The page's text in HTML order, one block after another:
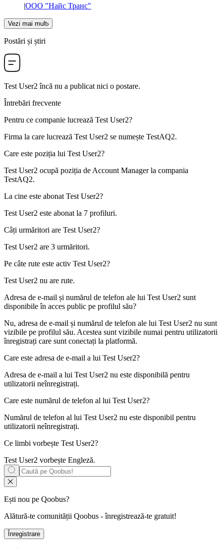
|ООО "Найс Транс"
Vezi mai mult
Postări și știri
Test User2 încă nu a publicat nici o postare.
Întrebări frecvente
Pentru ce companie lucrează Test User2?
Firma la care lucrează Test User2 se numește TestAQ2.
Care este poziția lui Test User2?
Test User2 ocupă poziția de Account Managerla compania
TestAQ2.
La cine este abonat Test User2?
Test User2 este abonat la 7 profiluri.
Câți urmăritori are Test User2?
Test User2 are 3 urmăritori.
Pe câte rute este activ Test User2?
Test User2 nu are rute.
Adresa de e-mail și numărul de telefon ale lui Test User2 sunt
disponibile în acces public pe profilul său?
Nu, adresa de e-mail și numărul de telefon ale lui Test User2 nu sunt
vizibile pe profilul său. Acestea sunt vizibile numai pentru utilizatorii
înregistrați care sunt conectați la platformă.
Care este adresa de e-mail a lui Test User2?
Adresa de e-mail a lui Test User2 nu este disponibilă pentru
utilizatorii neînregistrați.
Care este numărul de telefon al lui Test User2?
Numărul de telefon al lui Test User2 nu este disponibil pentru
utilizatorii neînregistrați.
Ce limbi vorbește Test User2?
Test User2 vorbește Engleză.
Ești nou pe Qoobus?
Alătură-te comunității Qoobus - înregistrează-te gratuit!
Înregistrare